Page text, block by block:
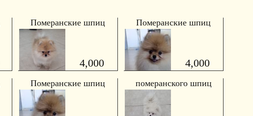
Померанские шпиц
4,000
Померанские шпиц
4,000
Померанские шпиц померанского шпиц